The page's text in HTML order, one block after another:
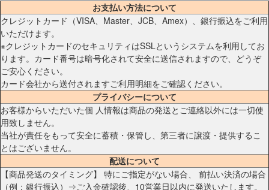
お支払い方法について
クレジットカード（VISA、Master、JCB、Amex）、銀行振込をご利用
いただけます。
※クレジットカードのセキュリティはSSLというシステムを利用してお
ります。カード番号は暗号化されて安全に送信されますので、どうぞ
ご安心ください。
カード会社から送付されますご利用明細をご確認ください。
プライバシーについて
お客様からいただいた個 人情報は商品の発送とご連絡以外には一切使
用致しません。
当社が責任をもって安全に蓄積・保管し、第三者に譲渡・提供するこ
とはございません。
配送について
【商品発送のタイミング】 特にご指定がない場合、 前払い決済の場合
（例：銀行振込）⇒ご入金確認後、10営業日以内に発送いたします。